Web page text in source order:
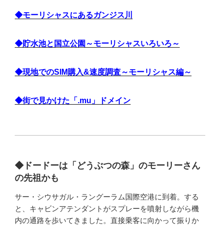
◆モーリシャスにあるガンジス川
◆貯水池と国立公園～モーリシャスいろいろ～
◆現地でのSIM購入&速度調査～モーリシャス編～
◆街で見かけた「.mu」ドメイン
◆ドードーは「どうぶつの森」のモーリーさん
の先祖かも
サー・シウサガル・ラングーラム国際空港に到着。する
と、キャビンアテンダントがスプレーを噴射しながら機
内の通路を歩いてきました。直接乗客に向かって振りか